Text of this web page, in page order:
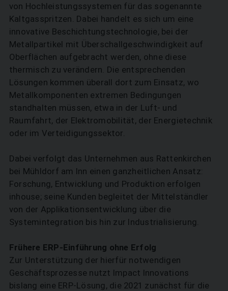
von Hochleistungssystemen für das sogenannte
Kaltgasspritzen. Dabei handelt es sich um eine
innovative Beschichtungstechnologie, bei der
Metallpartikel mit Überschallgeschwindigkeit auf
Oberflächen aufgebracht werden, ohne diese
thermisch zu verändern. Die entsprechenden
Lösungen kommen überall dort zum Einsatz, wo
Metallkomponenten extremen Bedingungen
standhalten müssen, etwa in der Luft- und
Raumfahrt, der Elektromobilität, der Energietechnik
oder im Verteidigungssektor.
Dabei verfolgt das Unternehmen aus Rattenkirchen
bei Mühldorf am Inn einen ganzheitlichen Ansatz:
Forschung, Entwicklung und Produktion erfolgen
inhouse; seine Kunden begleitet der Mittelständler
von der Applikationsentwicklung über die
Systemintegration bis hin zur Industrialisierung.
Frühere ERP-Einführung ohne Erfolg
Zur Unterstützung der hierfür notwendigen
Geschäftsprozesse nutzt Impact Innovations
bislang eine ERP-Lösung, die 2021 zunächst für die